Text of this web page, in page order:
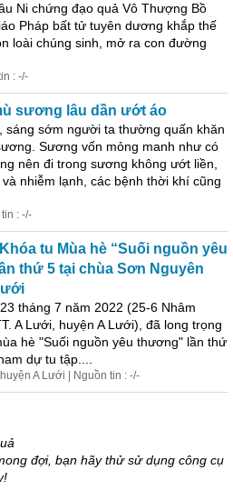
Ni chứng đạo quả Vô Thượng Bồ
Pháp bất tử tuyên dương khắp thế
loài chúng sinh, mở ra con đường
: -/-
sương lâu dần ướt áo
sáng sớm người ta thường quấn khăn
Sương vốn mỏng manh như có
nên đi trong sương không ướt liền,
nhiễm lạnh, các bệnh thời khí cũng
: -/-
tu Mùa hè “Suối nguồn yêu
thứ 5 tại chùa Sơn Nguyên
tháng 7 năm 2022 (25-6 Nhâm
A Lưới, huyện A Lưới), đã long trọng
hè "Suối nguồn yêu thương" lần thứ
dự tu tập....
A Lưới | Nguồn tin : -/-
đợi, bạn hãy thử sử dụng công cụ